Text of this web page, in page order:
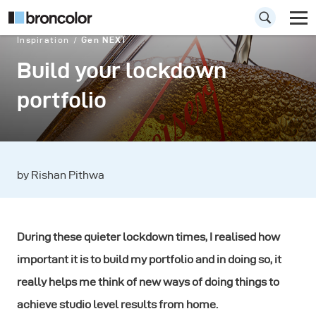
Inspiration Gen NEXT
Build your lockdown
portfolio
by Rishan Pithwa
During these quieter lockdown times, I realised how
important it is to build my portfolio and in doing so, it
really helps me think of new ways of doing things to
achieve studio level results from home.